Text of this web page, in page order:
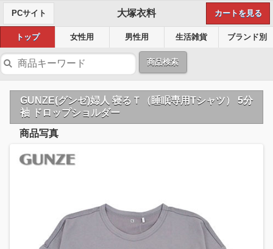
PCサイト 大塚衣料 カートを見る
トップ 女性用 男性用 生活雑貨 ブランド別
商品検索
GUNZE(グンゼ)婦人 寝るＴ（睡眠専用Tシャツ） 5分
袖 ドロップショルダー
商品写真